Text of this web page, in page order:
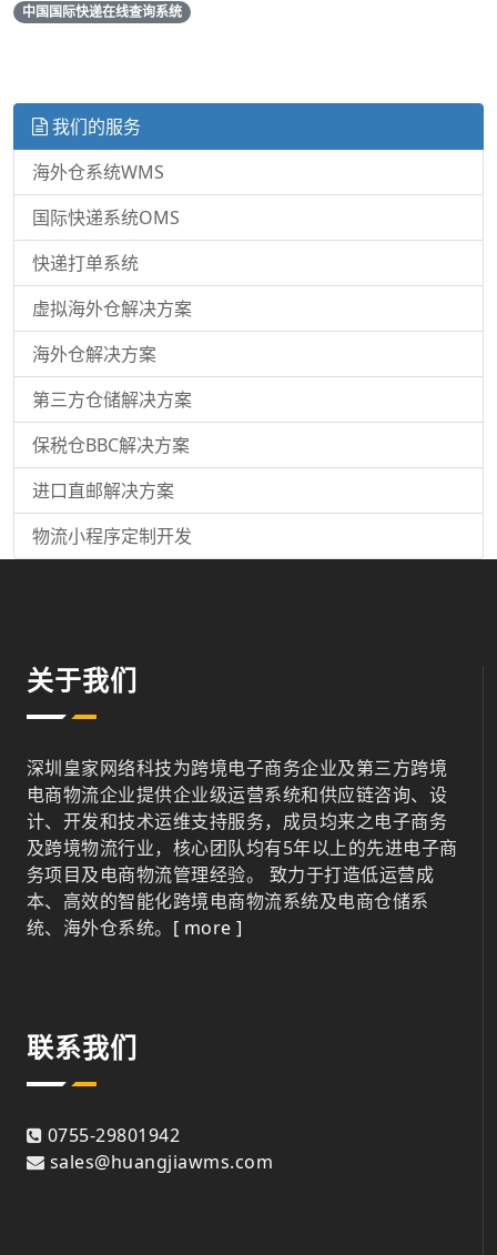
中国国际快递在线查询系统
我们的服务
海外仓系统WMS
国际快递系统OMS
快递打单系统
虚拟海外仓解决方案
海外仓解决方案
第三方仓储解决方案
保税仓BBC解决方案
进口直邮解决方案
物流小程序定制开发
关于我们
深圳皇家网络科技为跨境电子商务企业及第三方跨境
电商物流企业提供企业级运营系统和供应链咨询、设
计、开发和技术运维支持服务，成员均来之电子商务
及跨境物流行业，核心团队均有5年以上的先进电子商
务项目及电商物流管理经验。 致力于打造低运营成
本、高效的智能化跨境电商物流系统及电商仓储系
统、海外仓系统。 [ more ]
联系我们
0755-29801942
sales@huangjiawms.com